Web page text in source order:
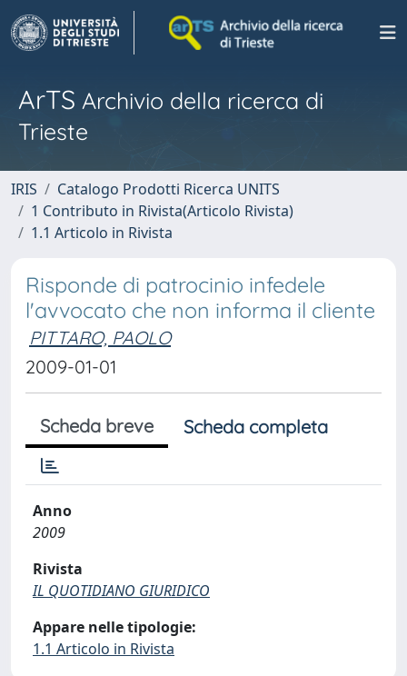
ArTS Archivio della ricerca di
Trieste
IRIS
Catalogo Prodotti Ricerca UNITS
1 Contributo in Rivista(Articolo Rivista)
1.1 Articolo in Rivista
Risponde di patrocinio infedele
l'avvocato che non informa il cliente
PITTARO, PAOLO
2009-01-01
Scheda breve Scheda completa
Anno
2009
Rivista
IL QUOTIDIANO GIURIDICO
Appare nelle tipologie:
1.1 Articolo in Rivista